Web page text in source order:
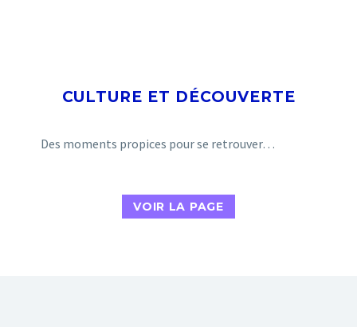
CULTURE ET DÉCOUVERTE
Des moments propices pour se retrouver…
VOIR LA PAGE